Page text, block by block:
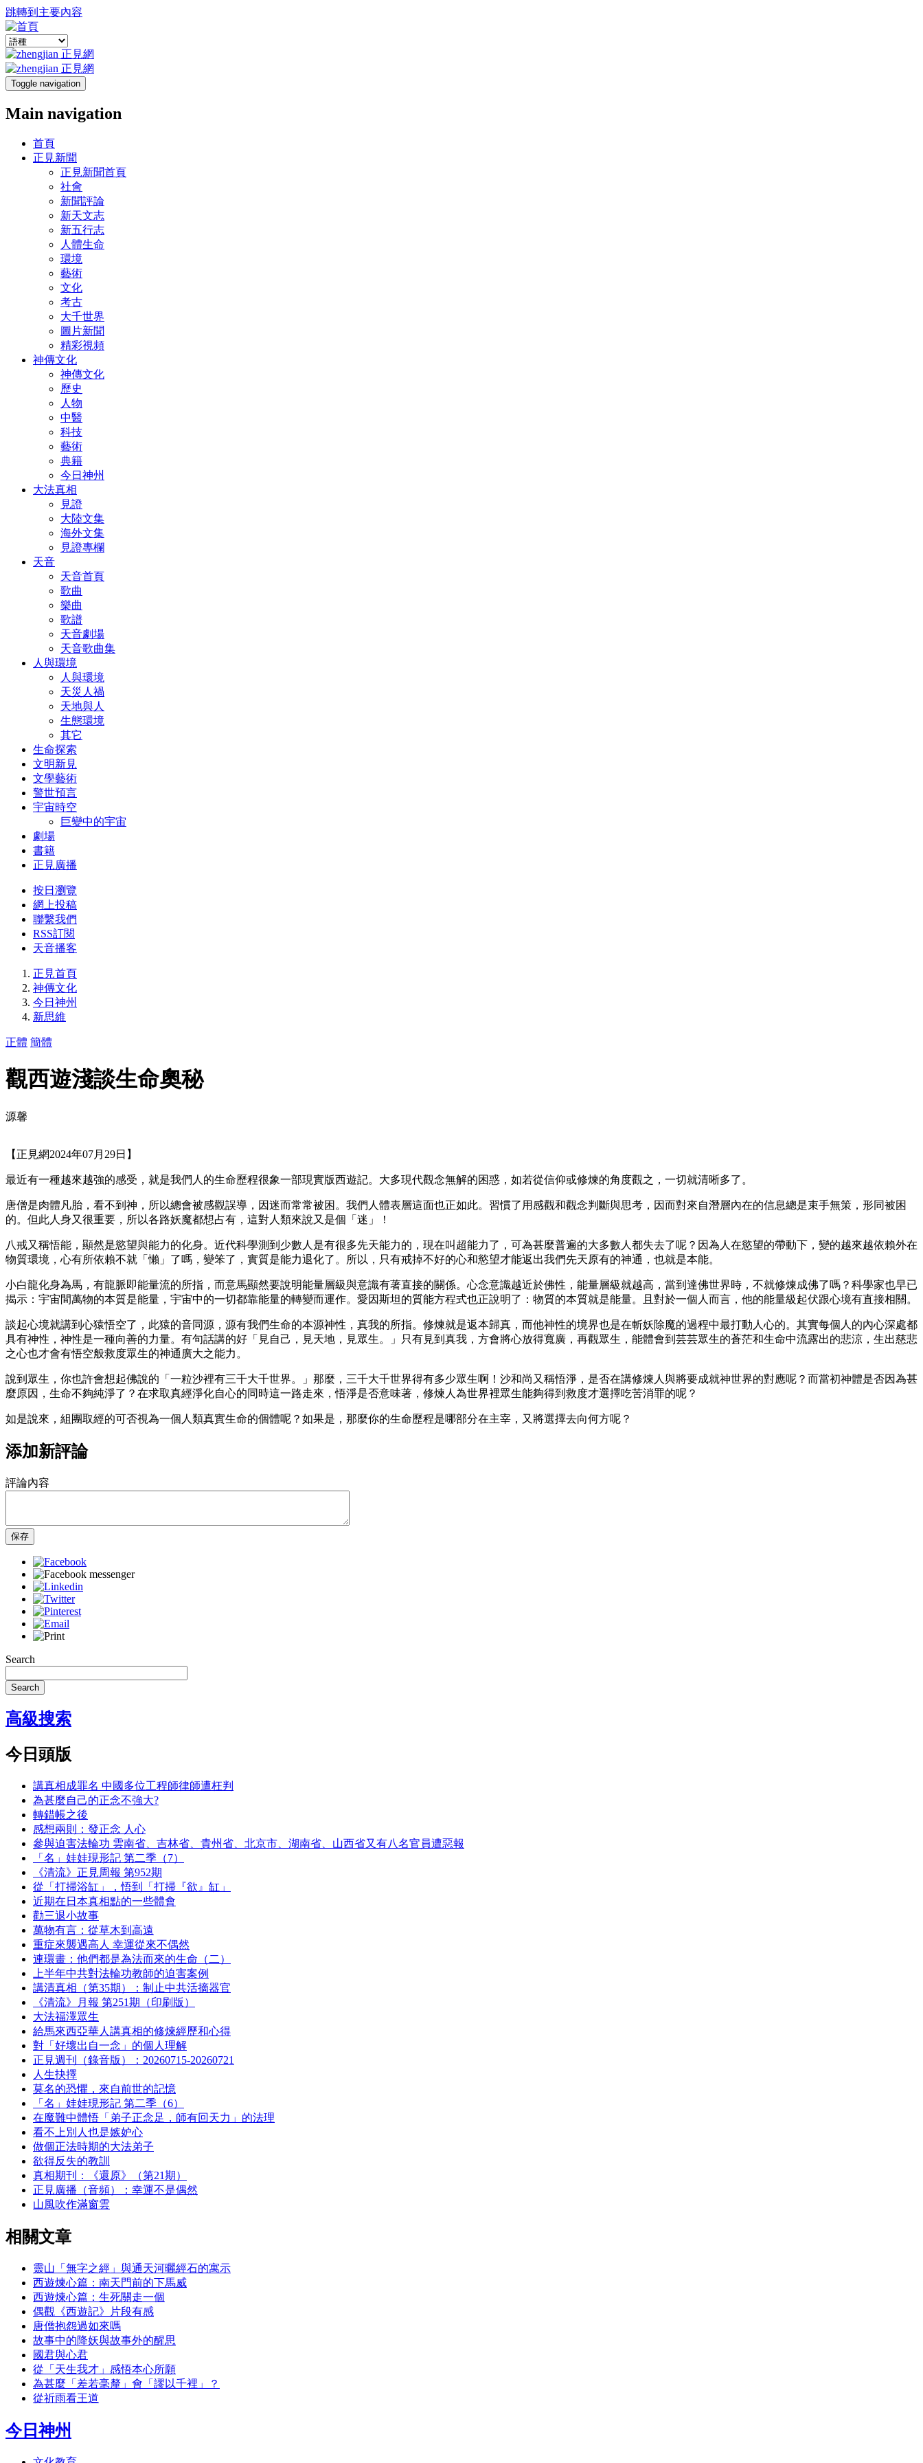
跳轉到主要內容
Toggle navigation
Main navigation
首頁
正見新聞
正見新聞首頁
社會
新聞評論
新天文志
新五行志
人體生命
環境
藝術
文化
考古
大千世界
圖片新聞
精彩視頻
神傳文化
神傳文化
歷史
人物
中醫
科技
藝術
典籍
今日神州
大法真相
見證
大陸文集
海外文集
見證專欄
天音
天音首頁
歌曲
樂曲
歌譜
天音劇場
天音歌曲集
人與環境
人與環境
天災人禍
天地與人
生態環境
其它
生命探索
文明新見
文學藝術
警世預言
宇宙時空
巨變中的宇宙
劇場
書籍
正見廣播
按日瀏覽
網上投稿
聯繫我們
RSS訂閱
天音播客
正見首頁
神傳文化
今日神州
新思維
正體 簡體
觀西遊淺談生命奧秘
源馨
【正見網2024年07月29日】
最近有一種越來越強的感受，就是我們人的生命歷程很象一部現實版西遊記。大多現代觀念無解的困惑，如若從信仰或修煉的角度觀之，一切就清晰多了。
唐僧是肉體凡胎，看不到神，所以總會被感觀誤導，因迷而常常被困。我們人體表層這面也正如此。習慣了用感觀和觀念判斷與思考，因而對來自潛層內在的信息總是束手無策，形同被困
的。但此人身又很重要，所以各路妖魔都想占有，這對人類來說又是個「迷」！
八戒又稱悟能，顯然是慾望與能力的化身。近代科學測到少數人是有很多先天能力的，現在叫超能力了，可為甚麼普遍的大多數人都失去了呢？因為人在慾望的帶動下，變的越來越依賴外在
物質環境，心有所依賴不就「懶」了嗎，變笨了，實質是能力退化了。所以，只有戒掉不好的心和慾望才能返出我們先天原有的神通，也就是本能。
小白龍化身為馬，有龍脈即能量流的所指，而意馬顯然要說明能量層級與意識有著直接的關係。心念意識越近於佛性，能量層級就越高，當到達佛世界時，不就修煉成佛了嗎？科學家也早已
揭示：宇宙間萬物的本質是能量，宇宙中的一切都靠能量的轉變而運作。愛因斯坦的質能方程式也正說明了：物質的本質就是能量。且對於一個人而言，他的能量級起伏跟心境有直接相關。
談起心境就講到心猿悟空了，此猿的音同源，源有我們生命的本源神性，真我的所指。修煉就是返本歸真，而他神性的境界也是在斬妖除魔的過程中最打動人心的。其實每個人的內心深處都
具有神性，神性是一種向善的力量。有句話講的好「見自己，見天地，見眾生。」只有見到真我，方會將心放得寬廣，再觀眾生，能體會到芸芸眾生的蒼茫和生命中流露出的悲涼，生出慈悲
之心也才會有悟空般救度眾生的神通廣大之能力。
說到眾生，你也許會想起佛說的「一粒沙裡有三千大千世界。」那麼，三千大千世界得有多少眾生啊！沙和尚又稱悟淨，是否在講修煉人與將要成就神世界的對應呢？而當初神體是否因為甚
麼原因，生命不夠純淨了？在求取真經淨化自心的同時這一路走來，悟淨是否意味著，修煉人為世界裡眾生能夠得到救度才選擇吃苦消罪的呢？
如是說來，組團取經的可否視為一個人類真實生命的個體呢？如果是，那麼你的生命歷程是哪部分在主宰，又將選擇去向何方呢？
添加新評論
評論內容
保存
Search
Search
高級搜索
今日頭版
講真相成罪名 中國多位工程師律師遭枉判
為甚麼自己的正念不強大?
轉錯帳之後
感想兩則：發正念 人心
參與迫害法輪功 雲南省、吉林省、貴州省、北京市、湖南省、山西省又有八名官員遭惡報
「名」娃娃現形記 第二季（7）
《清流》正見周報 第952期
從「打掃浴缸」，悟到「打掃『欲』缸」
近期在日本真相點的一些體會
勸三退小故事
萬物有言：從草木到高遠
重症來襲遇高人 幸運從來不偶然
連環畫：他們都是為法而來的生命（二）
上半年中共對法輪功教師的迫害案例
講清真相（第35期）：制止中共活摘器官
《清流》月報 第251期（印刷版）
大法福澤眾生
給馬來西亞華人講真相的修煉經歷和心得
對「好壞出自一念」的個人理解
正見週刊（錄音版）：20260715-20260721
人生抉擇
莫名的恐懼，來自前世的記憶
「名」娃娃現形記 第二季（6）
在魔難中體悟「弟子正念足，師有回天力」的法理
看不上別人也是嫉妒心
做個正法時期的大法弟子
欲得反失的教訓
真相期刊：《還原》（第21期）
正見廣播（音頻）：幸運不是偶然
山風吹作滿窗雲
相關文章
靈山「無字之經」與通天河曬經石的寓示
西遊煉心篇：南天門前的下馬威
西遊煉心篇：生死關走一個
偶觀《西遊記》片段有感
唐僧抱怨過如來嗎
故事中的降妖與故事外的醒思
國君與心君
從「天生我才」感悟本心所願
為甚麼「差若毫釐」會「謬以千裡」？
從祈雨看王道
今日神州